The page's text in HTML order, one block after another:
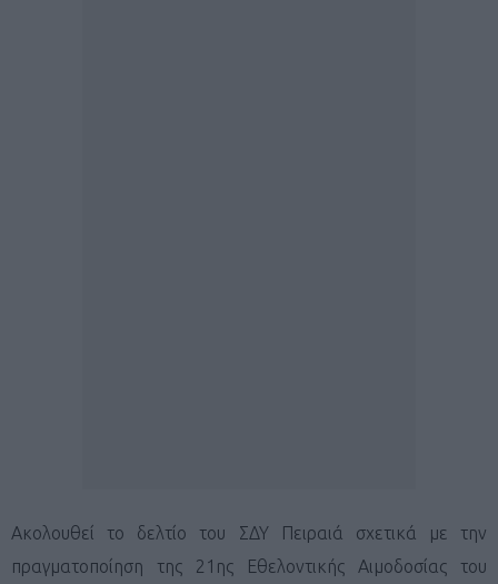
Ακολουθεί το δελτίο του ΣΔΥ Πειραιά σχετικά με την
πραγματοποίηση της 21ης Εθελοντικής Αιμοδοσίας του